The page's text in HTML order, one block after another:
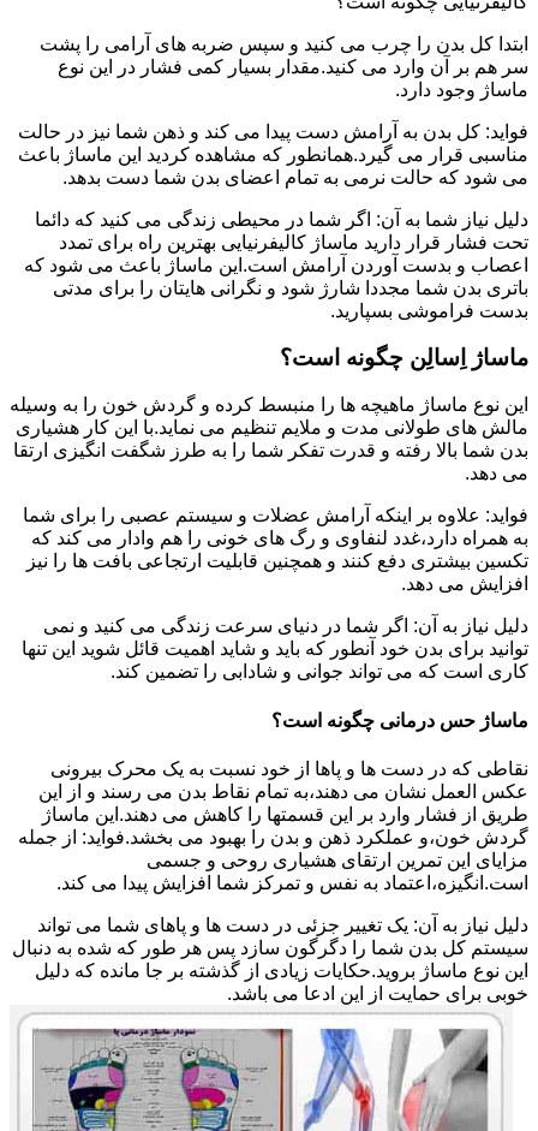
ابتدا کل بدن را چرب می کنید و سپس ضربه های آرامی را پشت
سر هم بر آن وارد می کنید.مقدار بسیار کمی فشار در این نوع
ماساژ وجود دارد.
فواید: کل بدن به آرامش دست پیدا می کند و ذهن شما نیز در حالت
مناسبی قرار می گیرد.همانطور که مشاهده کردید این ماساژ باعث
می شود که حالت نرمی به تمام اعضای بدن شما دست بدهد.
دلیل نیاز شما به آن: اگر شما در محیطی زندگی می کنید که دائما
تحت فشار قرار دارید ماساژ کالیفرنیایی بهترین راه برای تمدد
اعصاب و بدست آوردن آرامش است.این ماساژ باعث می شود که
باتری بدن شما مجددا شارژ شود و نگرانی هایتان را برای مدتی
بدست فراموشی بسپارید.
ماساژ اِسالِن چگونه است؟
این نوع ماساژ ماهیچه ها را منبسط کرده و گردش خون را به وسیله
مالش های طولانی مدت و ملایم تنظیم می نماید.با این کار هشیاری
بدن شما بالا رفته و قدرت تفکر شما را به طرز شگفت انگیزی ارتقا
می دهد.
فواید: علاوه بر اینکه آرامش عضلات و سیستم عصبی را برای شما
به همراه دارد،غدد لنفاوی و رگ های خونی را هم وادار می کند که
تکسین بیشتری دفع کنند و همچنین قابلیت ارتجاعی بافت ها را نیز
افزایش می دهد.
دلیل نیاز به آن: اگر شما در دنیای سرعت زندگی می کنید و نمی
توانید برای بدن خود آنطور که باید و شاید اهمیت قائل شوید این تنها
کاری است که می تواند جوانی و شادابی را تضمین کند.
ماساژ حس درمانی چگونه است؟
نقاطی که در دست ها و پاها از خود نسبت به یک محرک بیرونی
عکس العمل نشان می دهند،به تمام نقاط بدن می رسند و از این
طریق از فشار وارد بر این قسمتها را کاهش می دهند.این ماساژ
گردش خون،و عملکرد ذهن و بدن را بهبود می بخشد.فواید: از جمله
مزایای این تمرین ارتقای هشیاری روحی و جسمی
است.انگیزه،اعتماد به نفس و تمرکز شما افزایش پیدا می کند.
دلیل نیاز به آن: یک تغییر جزئی در دست ها و پاهای شما می تواند
سیستم کل بدن شما را دگرگون سازد پس هر طور که شده به دنبال
این نوع ماساژ بروید.حکایات زیادی از گذشته بر جا مانده که دلیل
خوبی برای حمایت از این ادعا می باشد.